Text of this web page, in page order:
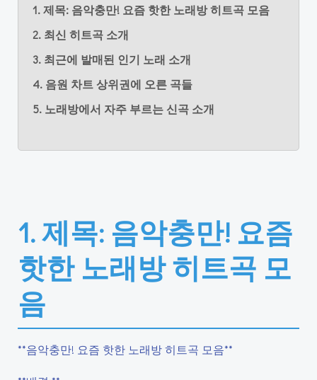
1. 제목: 음악충만! 요즘 핫한 노래방 히트곡 모음
2. 최신 히트곡 소개
3. 최근에 발매된 인기 노래 소개
4. 음원 차트 상위권에 오른 곡들
5. 노래방에서 자주 부르는 신곡 소개
1. 제목: 음악충만! 요즘
핫한 노래방 히트곡 모
음
**음악충만! 요즘 핫한 노래방 히트곡 모음**